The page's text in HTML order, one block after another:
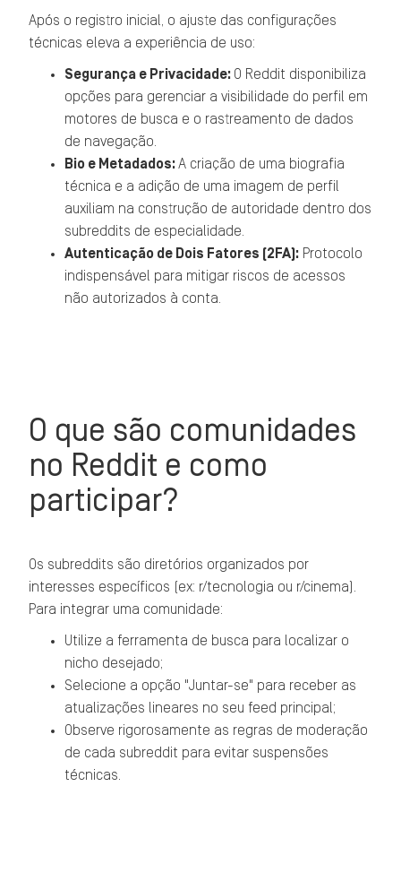
Após o registro inicial, o ajuste das configurações
técnicas eleva a experiência de uso:
Segurança e Privacidade: O Reddit disponibiliza
opções para gerenciar a visibilidade do perfil em
motores de busca e o rastreamento de dados
de navegação.
Bio e Metadados:A criação de uma biografia
técnica e a adição de uma imagem de perfil
auxiliam na construção de autoridade dentro dos
subreddits de especialidade.
Autenticação de Dois Fatores (2FA): Protocolo
indispensável para mitigar riscos de acessos
não autorizados à conta.
O que são comunidades
no Reddit e como
participar?
Os subreddits são diretórios organizados por
interesses específicos (ex: r/tecnologia ou r/cinema).
Para integrar uma comunidade:
Utilize a ferramenta de busca para localizar o
nicho desejado;
Selecione a opção "Juntar-se" para receber as
atualizações lineares no seu feed principal;
Observe rigorosamente as regras de moderação
de cada subreddit para evitar suspensões
técnicas.